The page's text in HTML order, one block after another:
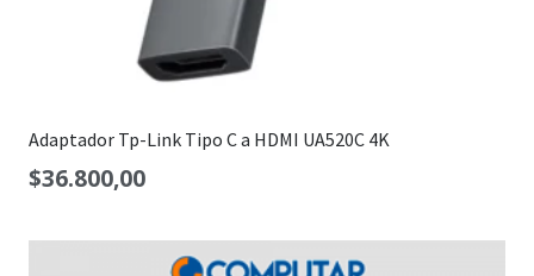
Adaptador Tp-Link Tipo C a HDMI UA520C 4K
$36.800,00